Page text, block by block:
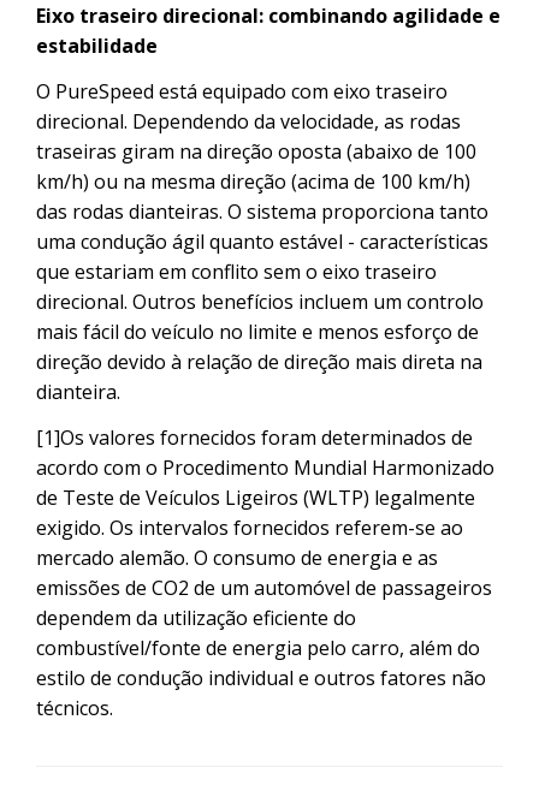
Eixo traseiro direcional: combinando agilidade e
estabilidade
O PureSpeed está equipado com eixo traseiro
direcional. Dependendo da velocidade, as rodas
traseiras giram na direção oposta (abaixo de 100
km/h) ou na mesma direção (acima de 100 km/h)
das rodas dianteiras. O sistema proporciona tanto
uma condução ágil quanto estável - características
que estariam em conflito sem o eixo traseiro
direcional. Outros benefícios incluem um controlo
mais fácil do veículo no limite e menos esforço de
direção devido à relação de direção mais direta na
dianteira.
[1]Os valores fornecidos foram determinados de
acordo com o Procedimento Mundial Harmonizado
de Teste de Veículos Ligeiros (WLTP) legalmente
exigido. Os intervalos fornecidos referem-se ao
mercado alemão. O consumo de energia e as
emissões de CO2 de um automóvel de passageiros
dependem da utilização eficiente do
combustível/fonte de energia pelo carro, além do
estilo de condução individual e outros fatores não
técnicos.